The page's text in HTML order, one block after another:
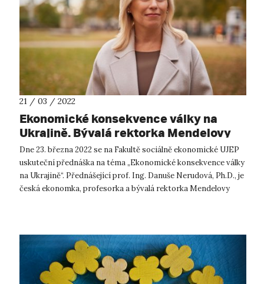
21 / 03 / 2022
Ekonomické konsekvence války na
Ukrajině. Bývalá rektorka Mendelovy
univerzity v Brně přednáší na UJEP.
Dne 23. března 2022 se na Fakultě sociálně ekonomické UJEP
uskuteční přednáška na téma „Ekonomické konsekvence války
na Ukrajině“. Přednášející prof. Ing. Danuše Nerudová, Ph.D., je
česká ekonomka, profesorka a bývalá rektorka Mendelovy